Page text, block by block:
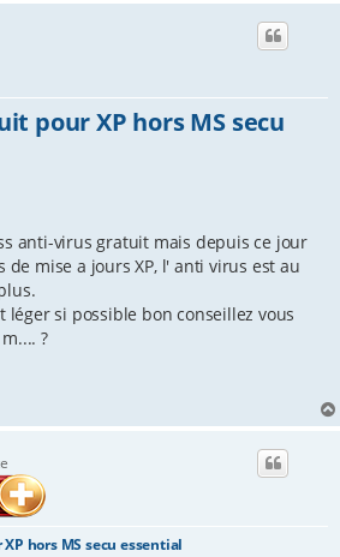
pour XP hors MS secu
anti-virus gratuit mais depuis ce jour
mise a jours XP, l' anti virus est au
si possible bon conseillez vous
?
hors MS secu essential